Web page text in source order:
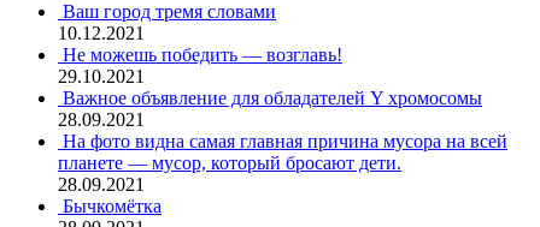
Ваш город тремя словами
10.12.2021
Не можешь победить — возглавь!
29.10.2021
Важное объявление для обладателей Y хромосомы
28.09.2021
На фото видна самая главная причина мусора на всей
планете — мусор, который бросают дети.
28.09.2021
Бычкомётка